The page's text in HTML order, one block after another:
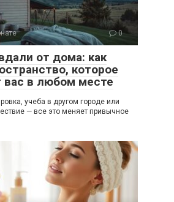
0
от дома: как
которое
в любом месте
учеба в другом городе или
— все это меняет привычное